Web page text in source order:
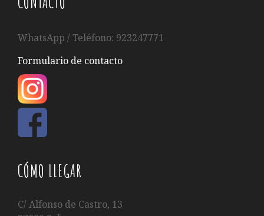
WhatsApp / Teléfono: 923247771
Formulario de contacto
CÓMO LLEGAR
C/ Alfonso de Castro, 13